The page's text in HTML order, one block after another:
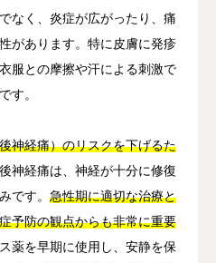
なく、炎症が広がったり、痛
があります。特に皮膚に発疹
服との摩擦や汗による刺激で
す。
神経痛）のリスクを下げるた
神経痛は、神経が十分に修復
です。 急性期に適切な治療と
予防の観点からも非常に重要
薬を早期に使用し、安静を保